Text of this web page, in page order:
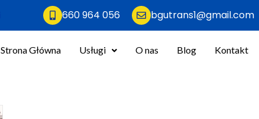
660 964 056 bgutrans1@gmail.com
Strona Główna Usługi O nas Blog Kontakt